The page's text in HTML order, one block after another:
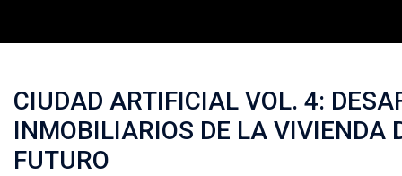
CIUDAD ARTIFICIAL VOL. 4:
INMOBILIARIOS DE LA VIVIENDA
FUTURO